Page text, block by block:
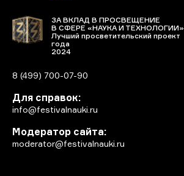
ЗА ВКЛАД В ПРОСВЕЩЕНИЕ
В СФЕРЕ «НАУКА И ТЕХНОЛОГИИ»
Лучший просветительский проект
года
2024
8 (499) 700-07-90
Для справок:
info@festivalnauki.ru
Модератор сайта:
moderator@festivalnauki.ru